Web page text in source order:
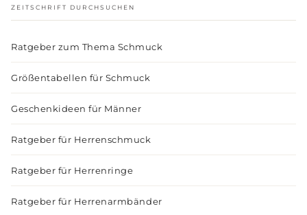
ZEITSCHRIFT DURCHSUCHEN
Ratgeber zum Thema Schmuck
Größentabellen für Schmuck
Geschenkideen für Männer
Ratgeber für Herrenschmuck
Ratgeber für Herrenringe
Ratgeber für Herrenarmbänder